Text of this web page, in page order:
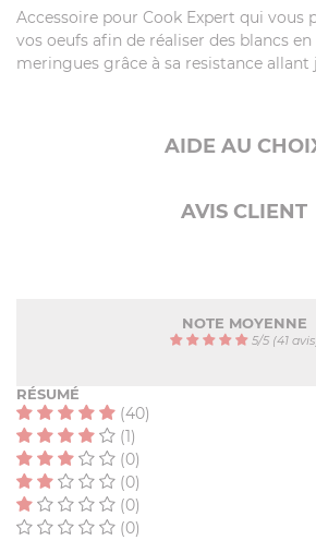
Accessoire pour Cook Expert qui vous
vos oeufs afin de réaliser des blancs
meringues grâce à sa resistance allant
AIDE AU
AVIS CLIENT
NOTE MOYENNE
5/5(41
RÉSUMÉ
(40)
(1)
(0)
(0)
(0)
(0)